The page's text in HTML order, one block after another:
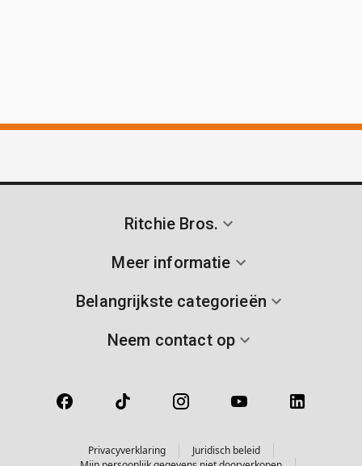
Ritchie Bros.
Meer informatie
Belangrijkste categorieën
Neem contact op
Privacyverklaring
Juridisch beleid